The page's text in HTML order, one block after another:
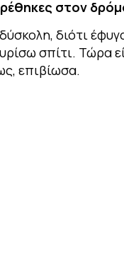
στον
διότι
σπίτι. Τώρα
επιβίωσα.